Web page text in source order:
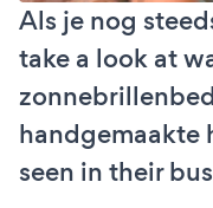
Als je nog
take a look at
handgemaakte
seen in their